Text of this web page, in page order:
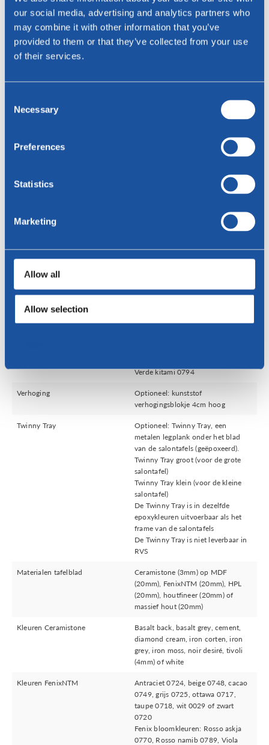
our social media, advertising and analytics partners who
may combine it with other information that you’ve
provided to them or that they’ve collected from your use
of their services.
Selection
Necessary
Preferences
Statistics
Marketing
Allow all
Allow selection
Telefoon
Bericht
Onderstel
Frame: RVS of geëpoxeerd.
Verde kitami 0794
Verhoging
Optioneel: kunststof
verhogingsblokje 4cm hoog
Twinny Tray
Optioneel: Twinny Tray, een
metalen legplank onder het blad
van de salontafels (geëpoxeerd).
Twinny Tray groot (voor de grote
salontafel)
Twinny Tray klein (voor de kleine
salontafel)
De Twinny Tray is in dezelfde
epoxykleuren uitvoerbaar als het
frame van de salontafels
De Twinny Tray is niet leverbaar in
RVS
Materialen tafelblad
Ceramistone (3mm) op MDF
(20mm), FenixNTM (20mm), HPL
(20mm), houtfineer (20mm) of
massief hout (20mm)
Kleuren Ceramistone
Basalt back, basalt grey, cement,
diamond cream, iron corten, iron
grey, iron moss, noir desiré, tivoli
(4mm) of white
Kleuren FenixNTM
Antraciet 0724, beige 0748, cacao
0749, grijs 0725, ottawa 0717,
taupe 0718, wit 0029 of zwart
0720
Fenix bloomkleuren: Rosso askja
0770, Rosso namib 0789, Viola